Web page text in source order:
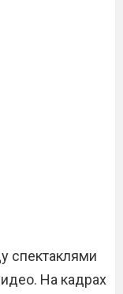
спектаклями
На кадрах